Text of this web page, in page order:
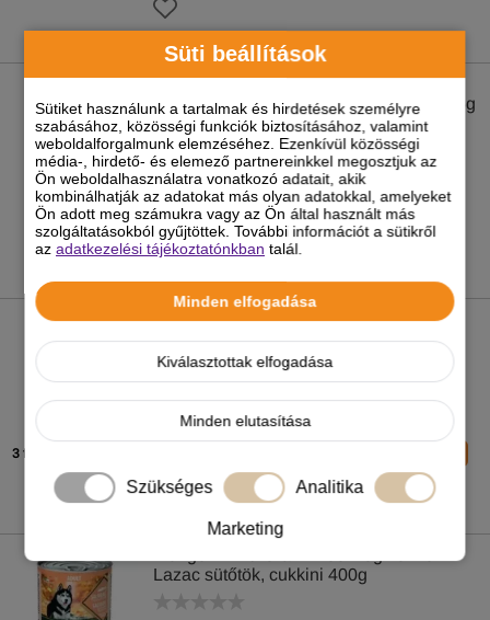
Süti beállítások
Sütiket használunk a tartalmak és hirdetések személyre
szabásához, közösségi funkciók biztosításához, valamint
weboldalforgalmunk elemzéséhez. Ezenkívül közösségi
média-, hirdető- és elemező partnereinkkel megosztjuk az
Ön weboldalhasználatra vonatkozó adatait, akik
kombinálhatják az adatokat más olyan adatokkal, amelyeket
Ön adott meg számukra vagy az Ön által használt más
szolgáltatásokból gyűjtöttek. További információt a sütikről
azadatkezelési tájékoztatónkban talál.
Minden elfogadása
Kiválasztottak elfogadása
Minden elutasítása
Szükséges Analitika
Marketing
Christopherus Dog Jutalomfalat Grain
Free Soft-Im-Biss Pisztráng és rovar 125g
980 Ft
-5%
3 féle kiszerelésben
Brit Care Cat Grain Free Sensitive
macskatáp
-5%
Lazac sütőtök, cukkini 400g